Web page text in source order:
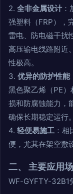
2. 全非金属设计
强塑料（FRP），
雷电、防电磁干扰
高压输电线路附近
性极高。
3. 优异的防护性能
黑色聚乙烯（PE
损和防腐蚀能力，
确保长期稳定运行。
4. 轻便易施工 ：
便，尤其在架空敷
二、 主要应用
WF-GYFTY-32B1